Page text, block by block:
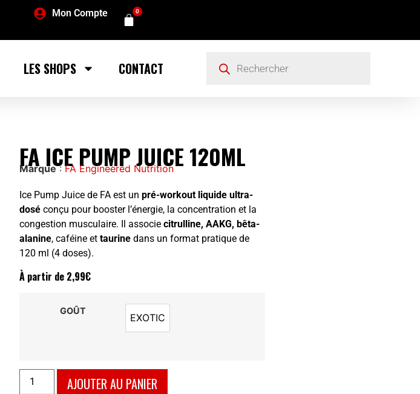
Mon Compte 0
LES SHOPS CONTACT
FA ICE PUMP JUICE 120ML
Marque: FA Engineered Nutrition
Ice Pump Juice de FA est un pré-workout liquide ultra-
dosé conçu pour booster l’énergie, la concentration et la
congestion musculaire. Il associe citrulline, AAKG, bêta-
alanine, caféine et taurine dans un format pratique de
120 ml (4 doses).
À partir de 2,99€
GOÛT
EXOTIC
EXOTIC
AJOUTER AU PANIER